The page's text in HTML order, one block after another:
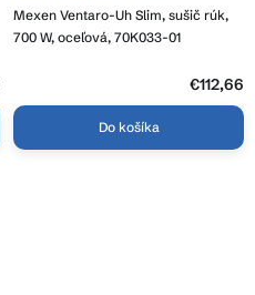
Mexen Ventaro-Uh Slim, sušič rúk,
700 W, oceľová, 70K033-01
€112,66
Do košíka